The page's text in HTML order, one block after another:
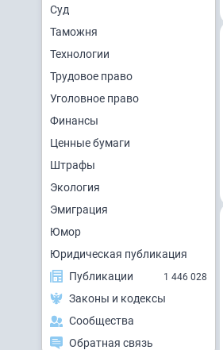
Суд
Таможня
Технологии
Трудовое право
Уголовное право
Финансы
Ценные бумаги
Штрафы
Экология
Эмиграция
Юмор
Юридическая публикация
Публикации
1 446 028
Законы и кодексы
Сообщества
Обратная связь